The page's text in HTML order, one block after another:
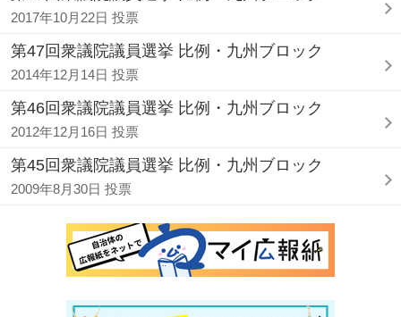
2017年10月22日 投票
第47回衆議院議員選挙 比例・九州ブロック
2014年12月14日 投票
第46回衆議院議員選挙 比例・九州ブロック
2012年12月16日 投票
第45回衆議院議員選挙 比例・九州ブロック
2009年8月30日 投票